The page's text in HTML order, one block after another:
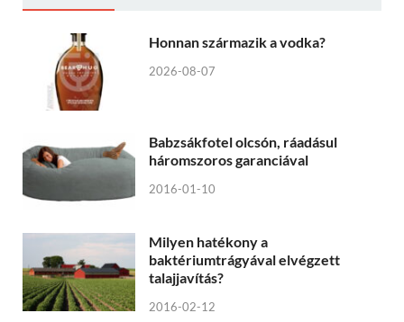
Honnan származik a vodka?
2026-08-07
Babzsákfotel olcsón, ráadásul
háromszoros garanciával
2016-01-10
Milyen hatékony a
baktériumtrágyával elvégzett
talajjavítás?
2016-02-12